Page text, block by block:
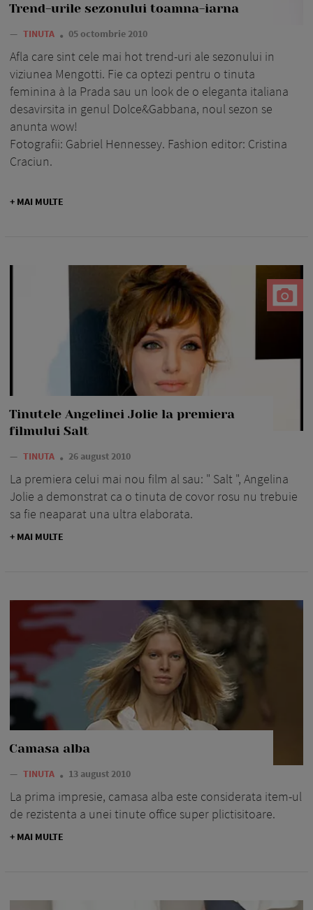
Trend-urile sezonului toamna-iarna
— TINUTA 05 octombrie 2010
Afla care sint cele mai hot trend-uri ale sezonului in
viziunea Mengotti. Fie ca optezi pentru o tinuta
feminina à la Prada sau un look de o eleganta italiana
desavirsita in genul Dolce&Gabbana, noul sezon se
anunta wow!
Fotografii: Gabriel Hennessey. Fashion editor: Cristina
Craciun.
+ MAI MULTE
Tinutele Angelinei Jolie la premiera
filmului Salt
— TINUTA 26 august 2010
La premiera celui mai nou film al sau: " Salt ", Angelina
Jolie a demonstrat ca o tinuta de covor rosu nu trebuie
sa fie neaparat una ultra elaborata.
+ MAI MULTE
Camasa alba
— TINUTA 13 august 2010
La prima impresie, camasa alba este considerata item-ul
de rezistenta a unei tinute office super plictisitoare.
+ MAI MULTE